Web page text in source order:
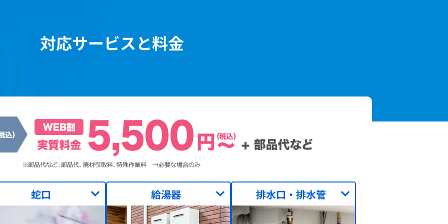
対応サービスと料金
蛇口 給湯器 排水口・排水管